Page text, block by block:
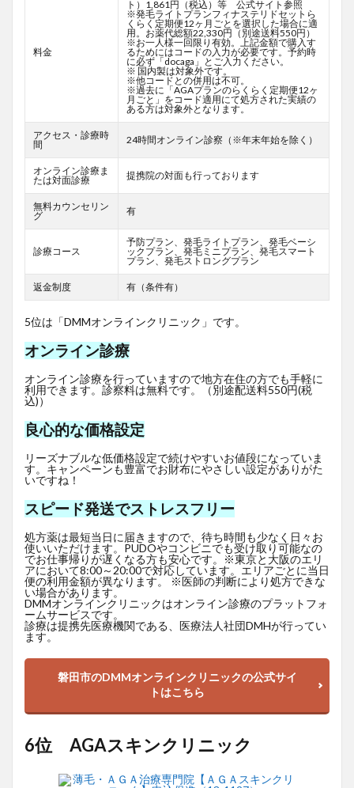
料金
ト）1,861円（税込）等 公式サイト参照
※発毛ライトプランフィナステリドセットら
くらく定期便12ヶ月ごとを選択した場合に適
用。お薬代総額22,330円（別途送料550円）
※お一人様一回限り有効。上記金額で購入す
るためにはコードの入力が必要です。予約時
に必ず「docaga」とご入力ください。
※ 国内製は対象外です。
※他コードとの併用は不可。
※過去に「AGAプランのらくらく定期便12ヶ
月ごと」をコード適用にて処方された実績の
ある方は対象外となります。
アクセス・診療時
間
24時間オンライン診察（※年末年始を除く）
オンライン診療ま
たは対面診療
提携院の対面も行っております
無料カウンセリン
グ
有
診療コース
予防プラン、発毛ライトプラン、発毛ベーシ
ックプラン、発毛ミニプラン、発毛スマート
プラン、発毛ストロングプラン
返金制度 有（条件有）
5位は「DMMオンラインクリニック」です。
オンライン診療
オンライン診療を行っていますので地方在住の方でも手軽に
利用できます。診察料は無料です。（別途配送料550円(税
込)）
良心的な価格設定
リーズナブルな低価格設定で続けやすいお値段になっていま
す。キャンペーンも豊富でお財布にやさしい設定がありがた
いですね！
スピード発送でストレスフリー
処方薬は最短当日に届きますので、待ち時間も少なく日々お
使いいただけます。PUDOやコンビニでも受け取り可能なの
でお仕事帰りが遅くなる方も安心です。※東京と大阪のエリ
アにおいて8:00～20:00で対応しています。エリアごとに当日
便の利用金額が異なります。 ※医師の判断により処方できな
い場合があります。
DMMオンラインクリニックはオンライン診療のプラットフォ
ームサービスです。
診療は提携先医療機関である、医療法人社団DMHが行ってい
ます。
磐田市のDMMオンラインクリニックの公式サイ
トはこちら
6位 AGAスキンクリニック